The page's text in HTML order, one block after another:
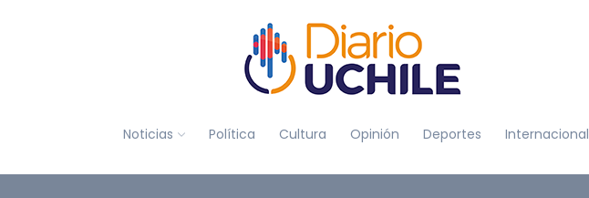
Noticias Política Cultura Opinión Deportes Internacional